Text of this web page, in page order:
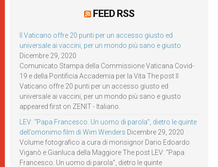
FEED RSS
Il Vaticano offre 20 punti per un accesso giusto ed
universale ai vaccini, per un mondo più sano e giusto
Dicembre 29, 2020
Comunicato Stampa della Commissione Vaticana Covid-
19 e della Pontificia Accademia per la Vita The post Il
Vaticano offre 20 punti per un accesso giusto ed
universale ai vaccini, per un mondo più sano e giusto
appeared first on ZENIT - Italiano.
LEV: “Papa Francesco. Un uomo di parola”, dietro le quinte
dell’omonimo film di Wim Wenders Dicembre 29, 2020
Volume fotografico a cura di monsignor Dario Edoardo
Viganò e Gianluca della Maggiore The post LEV: “Papa
Francesco. Un uomo di parola”, dietro le quinte